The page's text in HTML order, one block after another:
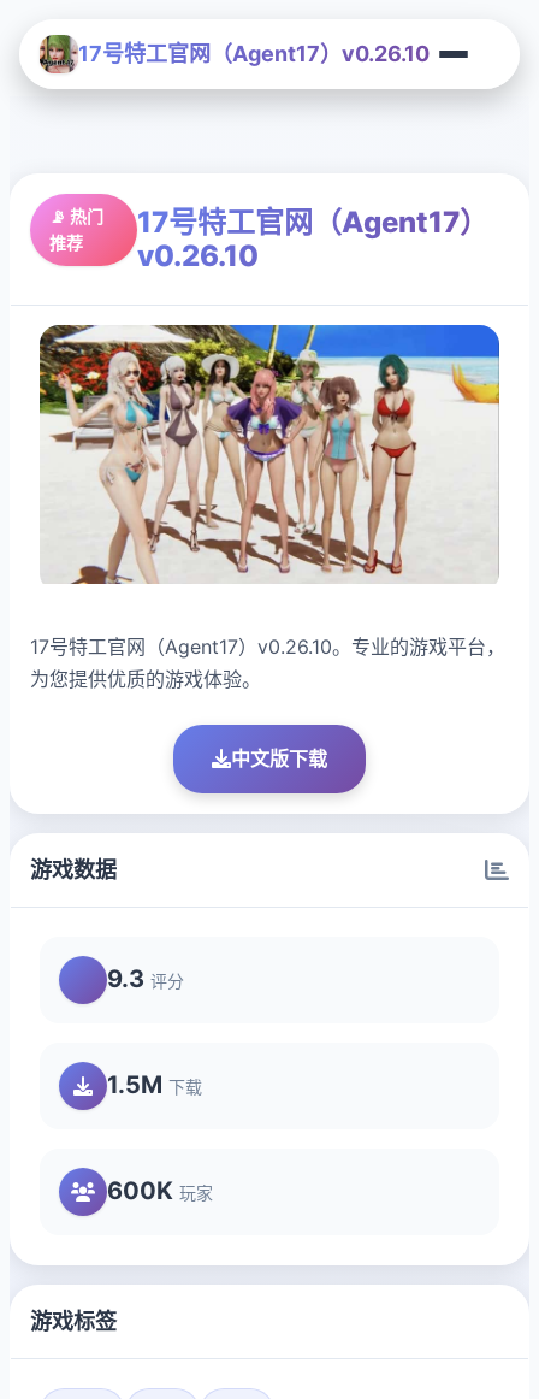
17号特工官网（Agent17）v0.26.10
📡 热门
推荐
17号特工官网（Agent17）
v0.26.10
17号特工官网（Agent17）v0.26.10。专业的游戏平台，
为您提供优质的游戏体验。
中文版下载
游戏数据
9.3 评分
1.5M 下载
600K 玩家
游戏标签